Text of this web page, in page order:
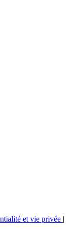
et vie privée |